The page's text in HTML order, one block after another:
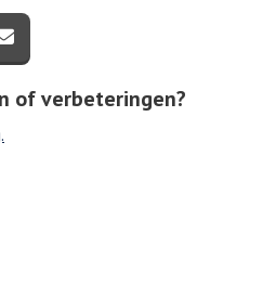
Facebook
via Twitter
deze pagina via LinkedIn
of verbeteringen?